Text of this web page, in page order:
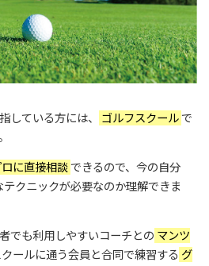
している方には、 ゴルフスクールで
ロに直接相談できるので、今の自分
テクニックが必要なのか理解できま
でも利用しやすいコーチとの マンツ
ールに通う会員と合同で練習する グ